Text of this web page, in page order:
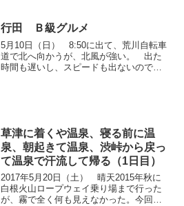
丁で切れ目...
行田 Ｂ級グルメ
5月10日（日） 8:50に出て、荒川自転車
道で北へ向かうが、北風が強い。 出た
時間も遅いし、スピードも出ないので、
草津に着くや温泉、寝る前に温
泉、朝起きて温泉、渋峠から戻っ
て温泉で汗流して帰る（1日目）
2017年5月20日（土） 晴天2015年秋に
白根火山ロープウェイ乗り場まで行った
が、霧で全く何も見えなかった。今回、